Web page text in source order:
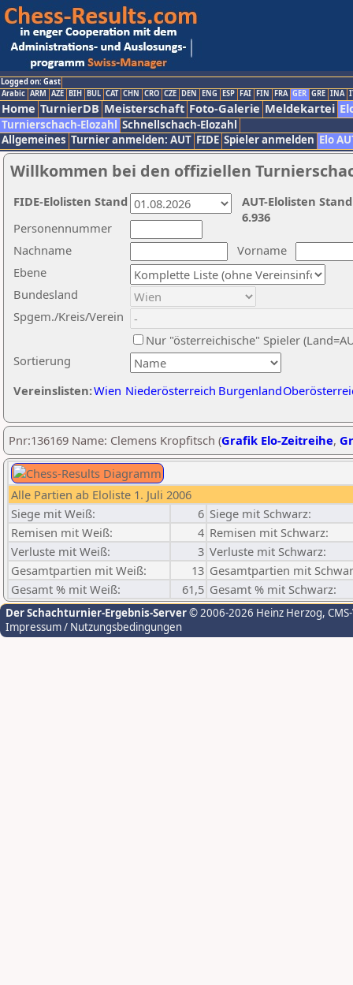
Logged on: Gast
Arabic ARM AZE BIH BUL CAT CHN CRO CZE DEN ENG ESP FAI FIN FRA GER GRE INA
Home TurnierDB Meisterschaft Foto-Galerie Meldekartei
Turnierschach-Elozahl Schnellschach-Elozahl
Allgemeines Turnier anmelden: AUT FIDE Spieler anmelden Elo
Willkommen bei den offiziellen
Nachname
Vorname
Ebene
Sortierung
Personennummer
Bundesland
Spgem./Kreis/Verein
Nur "österreichische" Spieler
Vereinslisten:Wien Niederösterreich Burgenland
AUT-Elolisten
6.936
FIDE-Elolisten Stand
Pnr:136169 Name: Clemens Kropfitsch (Grafik Elo-Zeitreihe,
Alle Partien ab Eloliste 1. Juli 2006
Siege mit Weiß:
6 Siege mit Schwarz:
Remisen mit Weiß:
4 Remisen mit Schwarz:
Verluste mit Weiß:
3 Verluste mit Schwarz:
Gesamtpartien mit Weiß:
13 Gesamtpartien mit
Gesamt % mit Weiß:
61,5 Gesamt % mit Schwarz:
Der Schachturnier-Ergebnis-Server© 2006-2026 Heinz Herzog,
Impressum / Nutzungsbedingungen